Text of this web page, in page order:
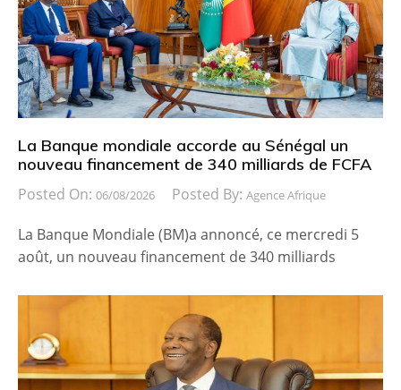
La Banque mondiale accorde au Sénégal un
nouveau financement de 340 milliards de FCFA
Posted On: 06/08/2026 Posted By: Agence Afrique
La Banque Mondiale (BM)a annoncé, ce mercredi 5
août, un nouveau financement de 340 milliards